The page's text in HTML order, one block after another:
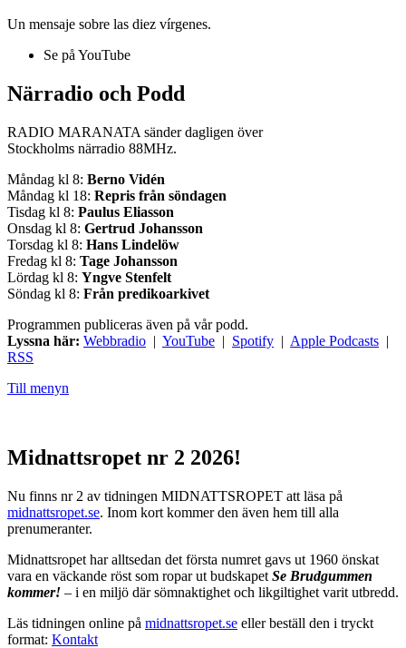
Un mensaje sobre las diez vírgenes.
Se på YouTube
Närradio och Podd
RADIO MARANATA sänder dagligen över
Stockholms närradio 88MHz.
Måndag kl 8: Berno Vidén
Måndag kl 18: Repris från söndagen
Tisdag kl 8: Paulus Eliasson
Onsdag kl 8: Gertrud Johansson
Torsdag kl 8: Hans Lindelöw
Fredag kl 8: Tage Johansson
Lördag kl 8: Yngve Stenfelt
Söndag kl 8: Från predikoarkivet
Programmen publiceras även på vår podd.
Lyssna här: Webbradio | YouTube | Spotify | Apple Podcasts |
RSS
Till menyn
Midnattsropet nr 2 2026!
Nu finns nr 2 av tidningen MIDNATTSROPET att läsa på
midnattsropet.se. Inom kort kommer den även hem till alla
prenumeranter.
Midnattsropet har alltsedan det första numret gavs ut 1960 önskat
vara en väckande röst som ropar ut budskapet Se Brudgummen
kommer! – i en miljö där sömnaktighet och likgiltighet varit utbredd.
Läs tidningen online på midnattsropet.se eller beställ den i tryckt
format: Kontakt